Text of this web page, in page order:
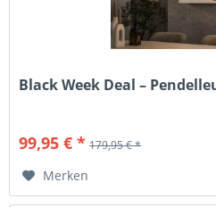
Black Week Deal –
99,95 € * 179,95 € *
Merken